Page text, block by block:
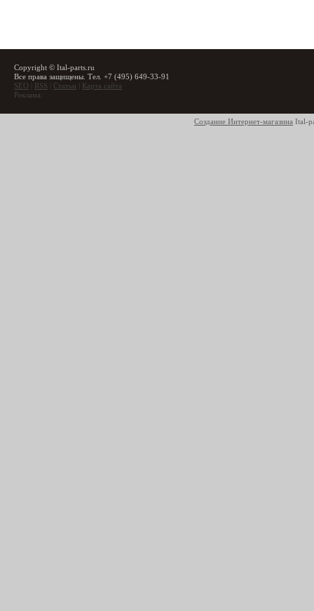
Copyright © Ital-parts.ru
Все права защищены. Тел. +7 (495) 649-33-91
SEO
RSS Статьи
Карта сайта
Реклама:
Создание Интернет-магазина Ital-